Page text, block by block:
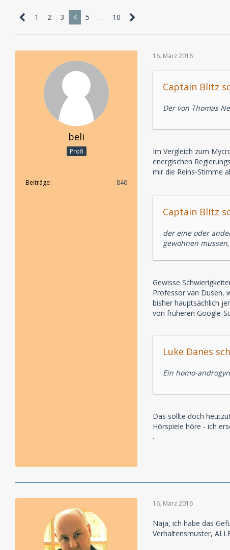
1 2 3 4 5 … 10
beli
Profi
Beiträge 846
16. März 2016
Captain Blitz
Der von Thomas
Im Vergleich zum
energischen
mir die Reins-Stimme
Captain Blitz
der eine oder
gewöhnen
Gewisse
Professor van Dusen,
bisher hauptsächlich
von früheren Google-
Luke Danes
Ein homo-
Das sollte doch
Hörspiele höre - ich
.
16. März 2016
Naja, ich habe das
Verhaltensmuster,